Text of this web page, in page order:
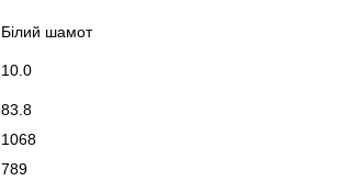
Білий шамот
10.0
83.8
1068
789